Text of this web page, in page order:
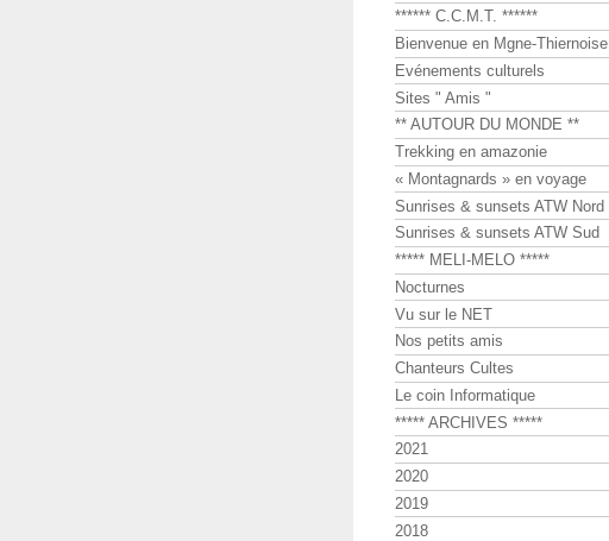
****** C.C.M.T. ******
Bienvenue en Mgne-Thiernoise
Evénements culturels
Sites " Amis "
** AUTOUR DU MONDE **
Trekking en amazonie
« Montagnards » en voyage
Sunrises & sunsets ATW Nord
Sunrises & sunsets ATW Sud
***** MELI-MELO *****
Nocturnes
Vu sur le NET
Nos petits amis
Chanteurs Cultes
Le coin Informatique
***** ARCHIVES *****
2021
2020
2019
2018